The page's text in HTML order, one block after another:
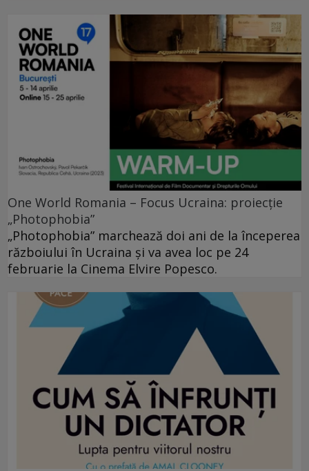
One World Romania – Focus Ucraina: proiecție
„Photophobia”
„Photophobia” marchează doi ani de la începerea
războiului în Ucraina și va avea loc pe 24
februarie la Cinema Elvire Popesco.